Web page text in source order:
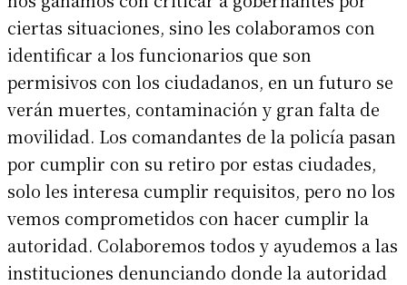
ciertas situaciones, sino les colaboramos con
identificar a los funcionarios que son
permisivos con los ciudadanos, en un futuro se
verán muertes, contaminación y gran falta de
movilidad. Los comandantes de la policía pasan
por cumplir con su retiro por estas ciudades,
solo les interesa cumplir requisitos, pero no los
vemos comprometidos con hacer cumplir la
autoridad. Colaboremos todos y ayudemos a las
instituciones denunciando donde la autoridad